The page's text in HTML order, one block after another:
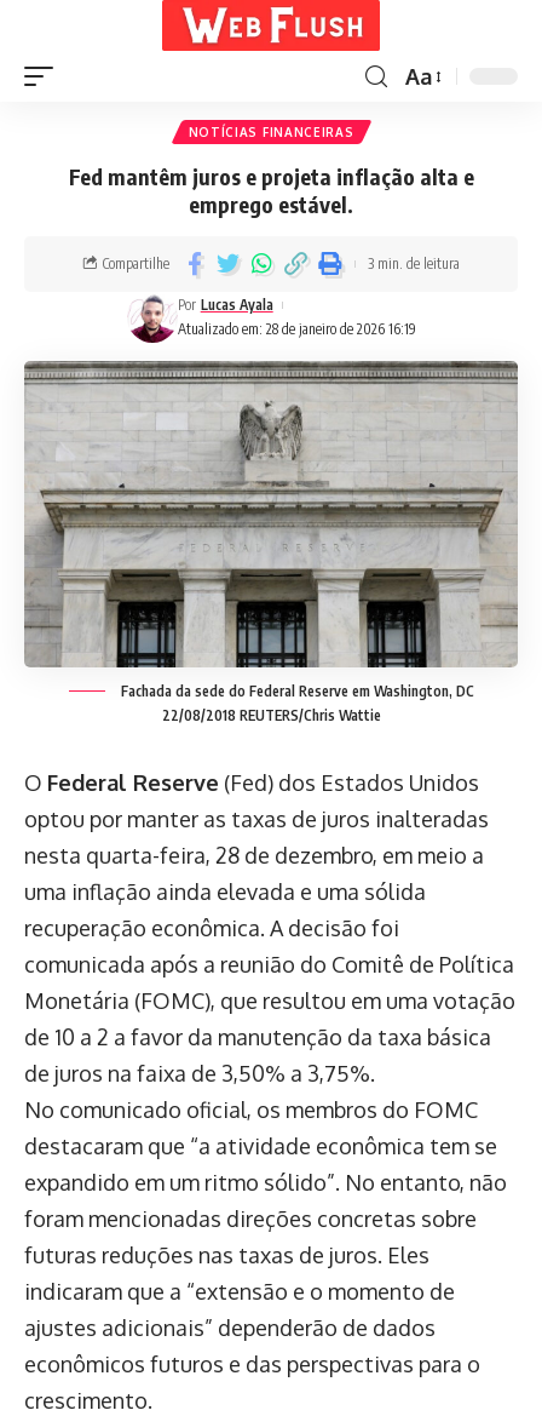
Aa
NOTÍCIAS FINANCEIRAS
Fed mantêm juros e projeta inflação alta e
emprego estável.
Atualizado em: 28 de janeiro de 2026 16:19
Por Lucas Ayala
Compartilhe 3 min. de leitura
Fachada da sede do Federal Reserve em Washington, DC
22/08/2018 REUTERS/Chris Wattie
O Federal Reserve (Fed) dos Estados Unidos
optou por manter as taxas de juros inalteradas
nesta quarta-feira, 28 de dezembro, em meio a
uma inflação ainda elevada e uma sólida
recuperação econômica. A decisão foi
comunicada após a reunião do Comitê de Política
Monetária (FOMC), que resultou em uma votação
de 10 a 2 a favor da manutenção da taxa básica
de juros na faixa de 3,50% a 3,75%.
No comunicado oficial, os membros do FOMC
destacaram que “a atividade econômica tem se
expandido em um ritmo sólido”. No entanto, não
foram mencionadas direções concretas sobre
futuras reduções nas taxas de juros. Eles
indicaram que a “extensão e o momento de
ajustes adicionais” dependerão de dados
econômicos futuros e das perspectivas para o
crescimento.